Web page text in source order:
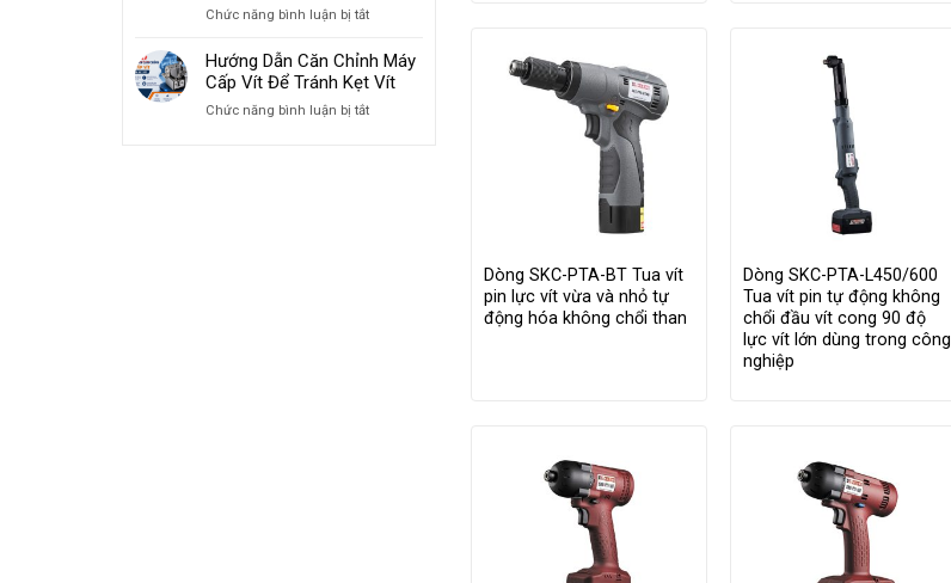
Cơ
Bằng
Máy
Chức năng bình luận bị tắtở
Sử
Dụng
Cấp
Hướng Dẫn Căn Chỉnh Máy
Cấp Vít Để Tránh Kẹt Vít
Chức năng bình luận bị tắtở
Dòng SKC-PTA-BT Tua vít
pin lực vít vừa và nhỏ tự
động hóa không chổi than
Dòng SKC-PTA-L450/600
Tua vít pin tự động không
chổi đầu vít cong 90 độ
lực vít lớn dùng trong công
nghiệp